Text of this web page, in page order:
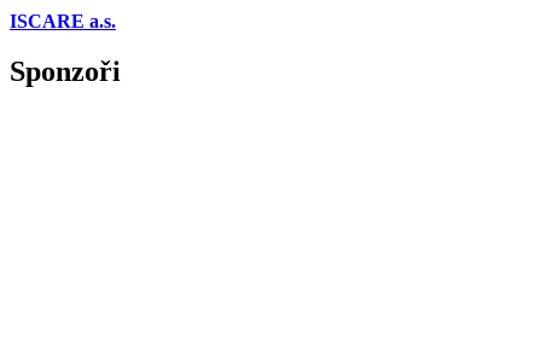
ISCARE a.s.
Sponzoři